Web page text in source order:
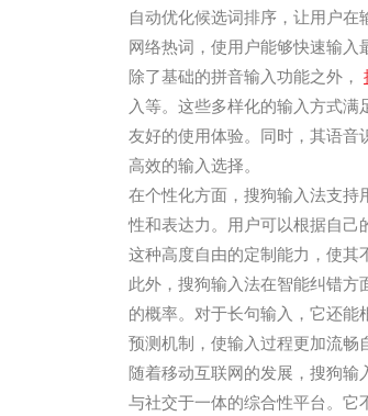
自动优化候选词排序，让用户
网络热词，使用户能够快速输入
除了基础的拼音输入功能之外，
入等。这些多样化的输入方式
友好的使用体验。同时，其语
高效的输入选择。
在个性化方面，搜狗输入法支
性和表达力。用户可以根据自己
这种高度自由的定制能力，使其
此外，搜狗输入法在智能纠错
的概率。对于长句输入，它还
预测机制，使输入过程更加流畅
随着移动互联网的发展，搜狗
与社交于一体的综合性平台。它